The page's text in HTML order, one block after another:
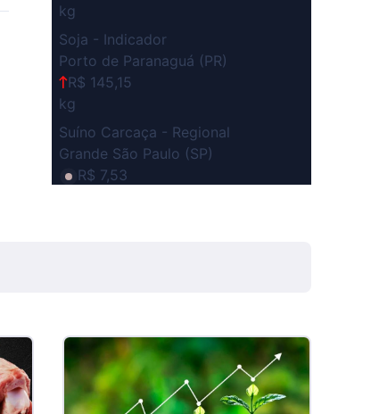
kg
Soja - Indicador
Porto de Paranaguá (PR)
R$ 145,15
kg
Suíno Carcaça - Regional
Grande São Paulo (SP)
R$ 7,53
MG
R$ 5,04